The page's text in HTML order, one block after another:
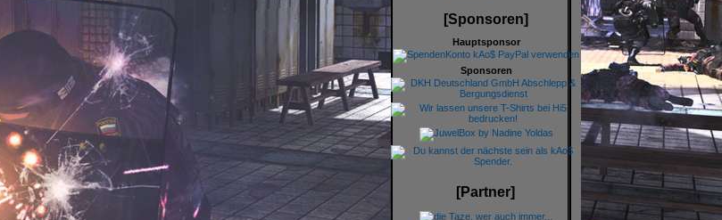
[Sponsoren]
Hauptsponsor
Sponsoren
[Partner]